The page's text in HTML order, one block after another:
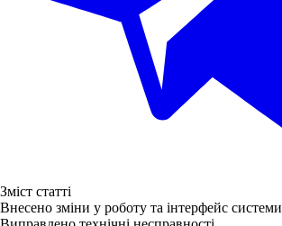
Зміст статті
Внесено зміни у роботу та інтерфейс системи